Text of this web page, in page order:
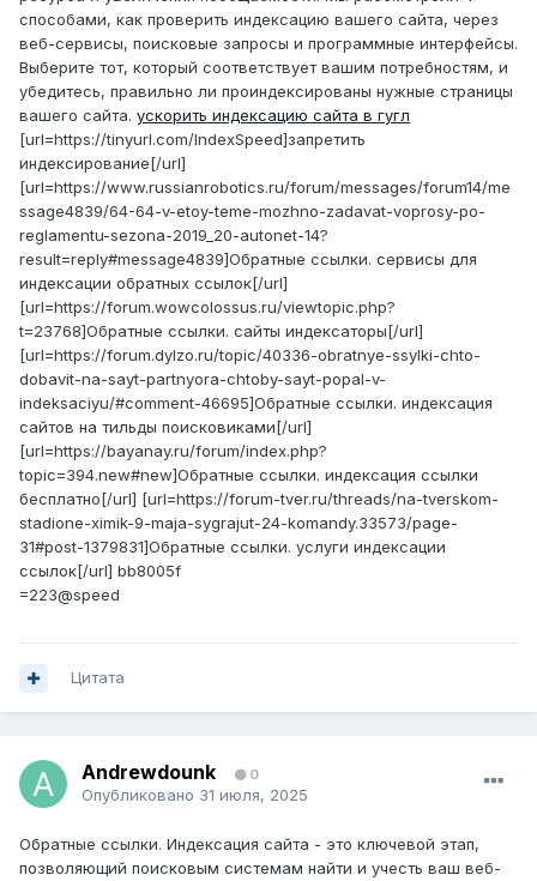
способами, как проверить индексацию вашего сайта, через
веб-сервисы, поисковые запросы и программные интерфейсы.
Выберите тот, который соответствует вашим потребностям, и
убедитесь, правильно ли проиндексированы нужные страницы
вашего сайта. ускорить индексацию сайта в гугл
[url=https://tinyurl.com/IndexSpeed]запретить
индексирование[/url]
[url=https://www.russianrobotics.ru/forum/messages/forum14/me
ssage4839/64-64-v-etoy-teme-mozhno-zadavat-voprosy-po-
reglamentu-sezona-2019_20-autonet-14?
result=reply#message4839]Обратные ссылки. сервисы для
индексации обратных ссылок[/url]
[url=https://forum.wowcolossus.ru/viewtopic.php?
t=23768]Обратные ссылки. сайты индексаторы[/url]
[url=https://forum.dylzo.ru/topic/40336-obratnye-ssylki-chto-
dobavit-na-sayt-partnyora-chtoby-sayt-popal-v-
indeksaciyu/#comment-46695]Обратные ссылки. индексация
сайтов на тильды поисковиками[/url]
[url=https://bayanay.ru/forum/index.php?
topic=394.new#new]Обратные ссылки. индексация ссылки
бесплатно[/url] [url=https://forum-tver.ru/threads/na-tverskom-
stadione-ximik-9-maja-sygrajut-24-komandy.33573/page-
31#post-1379831]Обратные ссылки. услуги индексации
ссылок[/url] bb8005f
=223@speed
Цитата
Andrewdounk 0
Опубликовано 31 июля, 2025
Обратные ссылки. Индексация сайта - это ключевой этап,
позволяющий поисковым системам найти и учесть ваш веб-